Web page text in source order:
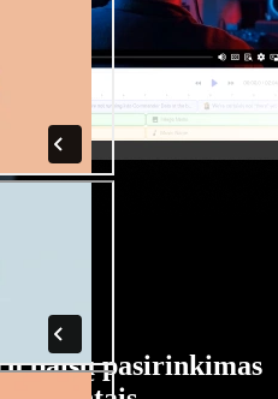
balsų pasirinkimas